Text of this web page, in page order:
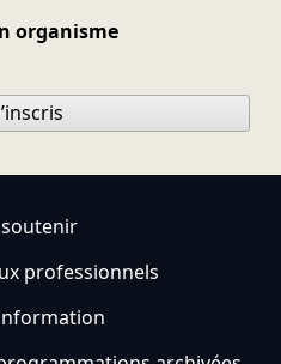
organisme
professionnels